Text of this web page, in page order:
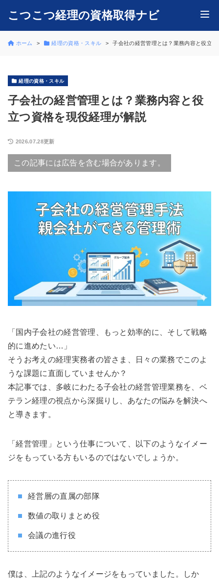
こつこつ経理の資格取得ナビ
ホーム 経理の資格・スキル 子会社の経営管理とは？業務内容と役立
経理の資格・スキル
子会社の経営管理とは？業務内容と役
立つ資格を現役経理が解説
2026.07.28更新
この記事には広告を含む場合があります。
「国内子会社の経営管理、もっと効率的に、そして戦略
的に進めたい…」
そうお考えの経理実務者の皆さま、日々の業務でこのよ
うな課題に直面していませんか？
本記事では、多岐にわたる子会社の経営管理業務を、ベ
テラン経理の視点から深掘りし、あなたの悩みを解決へ
と導きます。
「経営管理」という仕事について、以下のようなイメー
ジをもっている方もいるのではないでしょうか。
経営層の直属の部隊
数値の取りまとめ役
会議の進行役
僕は、上記のようなイメージをもっていました。しか